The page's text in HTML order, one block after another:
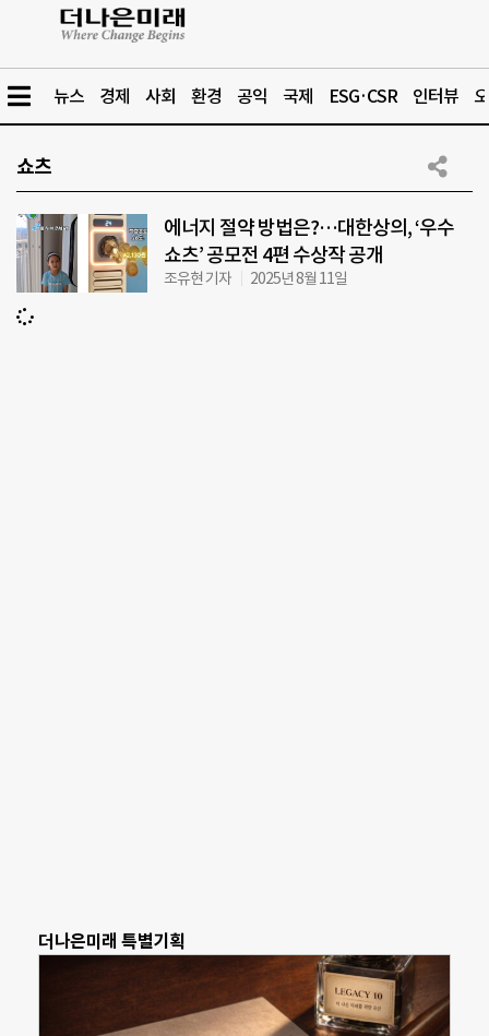
뉴스 경제 사회 환경 공익 국제 ESG·CSR 인터뷰
쇼츠
에너지 절약 방법은?…대한상의, ‘우수
쇼츠’ 공모전 4편 수상작 공개
조유현 기자 2025년 8월 11일
더나은미래 특별기획